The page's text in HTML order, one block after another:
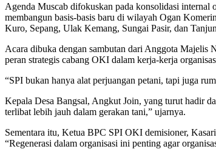
Agenda Muscab difokuskan pada konsolidasi internal
membangun basis-basis baru di wilayah Ogan
Kuro, Sepang, Ulak Kemang, Sungai Pasir, dan
Acara dibuka dengan sambutan dari Anggota Majelis
peran strategis cabang OKI dalam kerja-kerja
“SPI bukan hanya alat perjuangan petani, tapi juga
Kepala Desa Bangsal, Angkut Join, yang turut hadir
terlibat lebih jauh dalam gerakan tani,” ujarnya.
Sementara itu, Ketua BPC SPI OKI demisioner,
“Regenerasi dalam organisasi ini penting agar